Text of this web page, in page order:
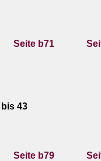
Seite b71
43
Seite b79